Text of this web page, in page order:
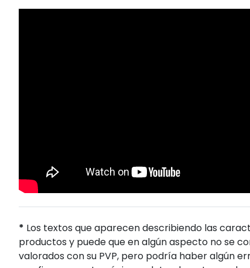
* Los textos que aparecen describiendo las
productos y puede que en algún aspecto no se
valorados con su PVP, pero podría haber algún